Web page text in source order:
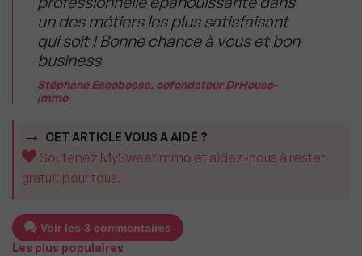
un des métiers les plus satisfaisant
qui soit ! Bonne chance à vous et bon
business
Stéphane Escobossa, cofondateur DrHouse-
immo
CET ARTICLE VOUS A AIDÉ ?
Soutenez MySweetImmo et aidez-nous à rester
gratuit pour tous.
Voir les 3 commentaires
Les plus populaires